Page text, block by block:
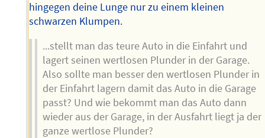
hingegen deine Lunge nur zu einem kleinen
schwarzen Klumpen.
...stellt man das teure Auto in die Einfahrt und
lagert seinen wertlosen Plunder in der Garage.
Also sollte man besser den wertlosen Plunder in
der Einfahrt lagern damit das Auto in die Garage
passt? Und wie bekommt man das Auto dann
wieder aus der Garage, in der Ausfahrt liegt ja der
ganze wertlose Plunder?